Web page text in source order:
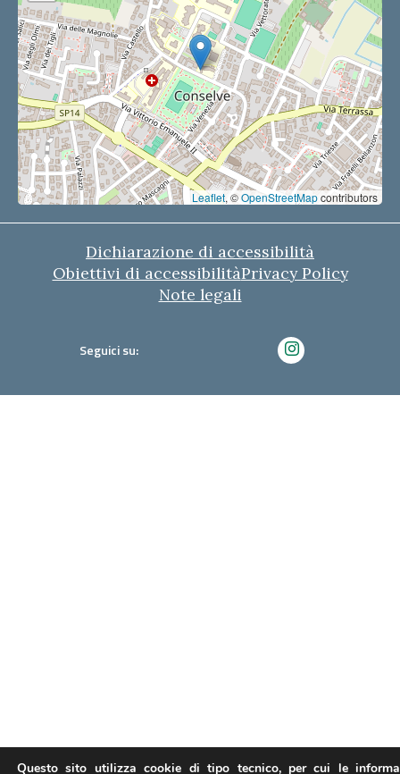
Leaflet, ©OpenStreetMapcontributors
Dichiarazione di accessibilità
Obiettivi di accessibilitàPrivacy Policy
Note legali
Seguici su:
Questo sito utilizza cookie di tipo tecnico, per cui le